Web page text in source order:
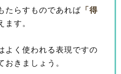
たらすものであれば 「得
ます。
よく使われる表現ですの
おきましょう。